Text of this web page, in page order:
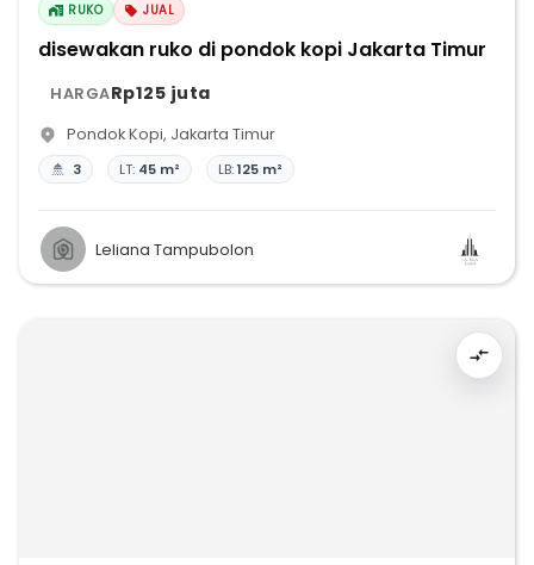
RUKO JUAL
disewakan ruko di pondok kopi Jakarta Timur
HARGARp125 juta
Pondok Kopi, Jakarta Timur
3 LT: 45 m² LB:125 m²
Leliana Tampubolon